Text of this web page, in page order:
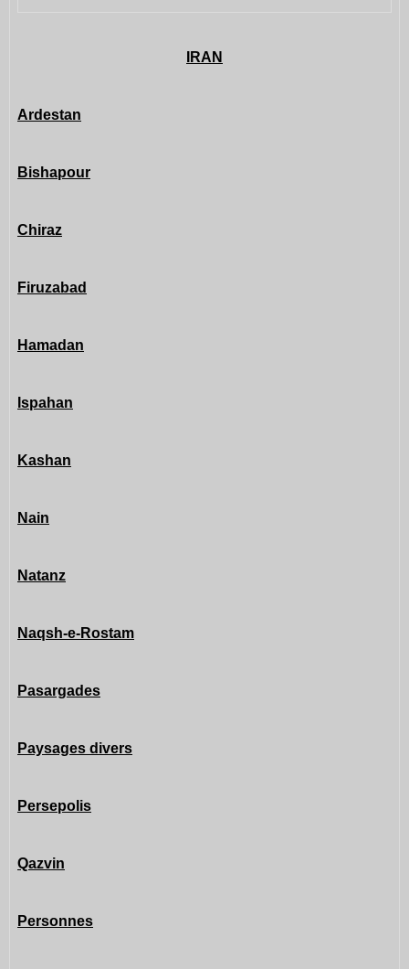
IRAN
Ardestan
Bishapour
Chiraz
Firuzabad
Hamadan
Ispahan
Kashan
Nain
Natanz
Naqsh-e-Rostam
Pasargades
Paysages divers
Persepolis
Qazvin
Personnes